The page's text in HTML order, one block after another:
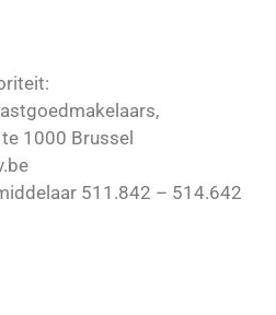
1000 Brussel
511.842 – 514.642